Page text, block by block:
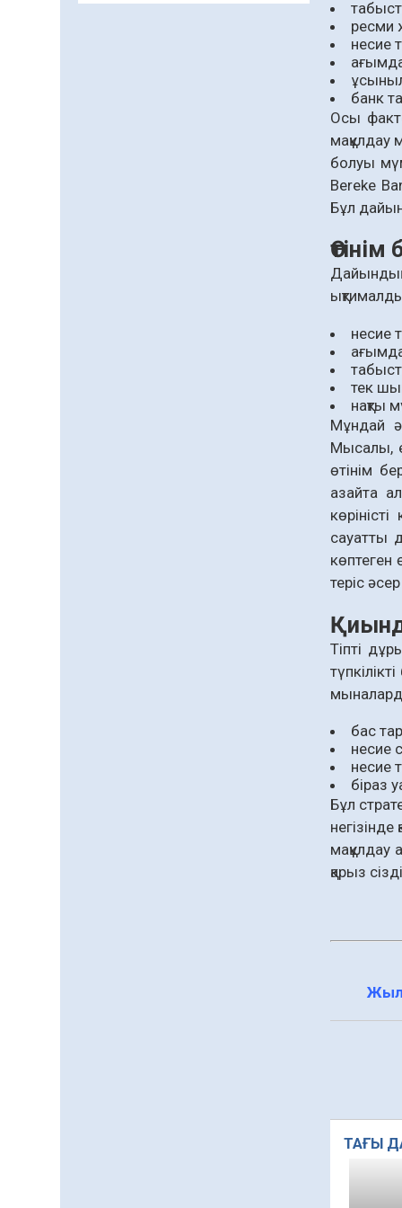
ресми
несие
банк
Осы
мақұлдау
болуы
Bereke
Бұл
несие
тек
нақты
Мұндай
Мысалы,
өтінім
азайта
сауатты
көптеген
теріс
Тіпті
бас
несие
несие
біраз
Бұл
мақұлдау
қарыз
ТАҒЫ